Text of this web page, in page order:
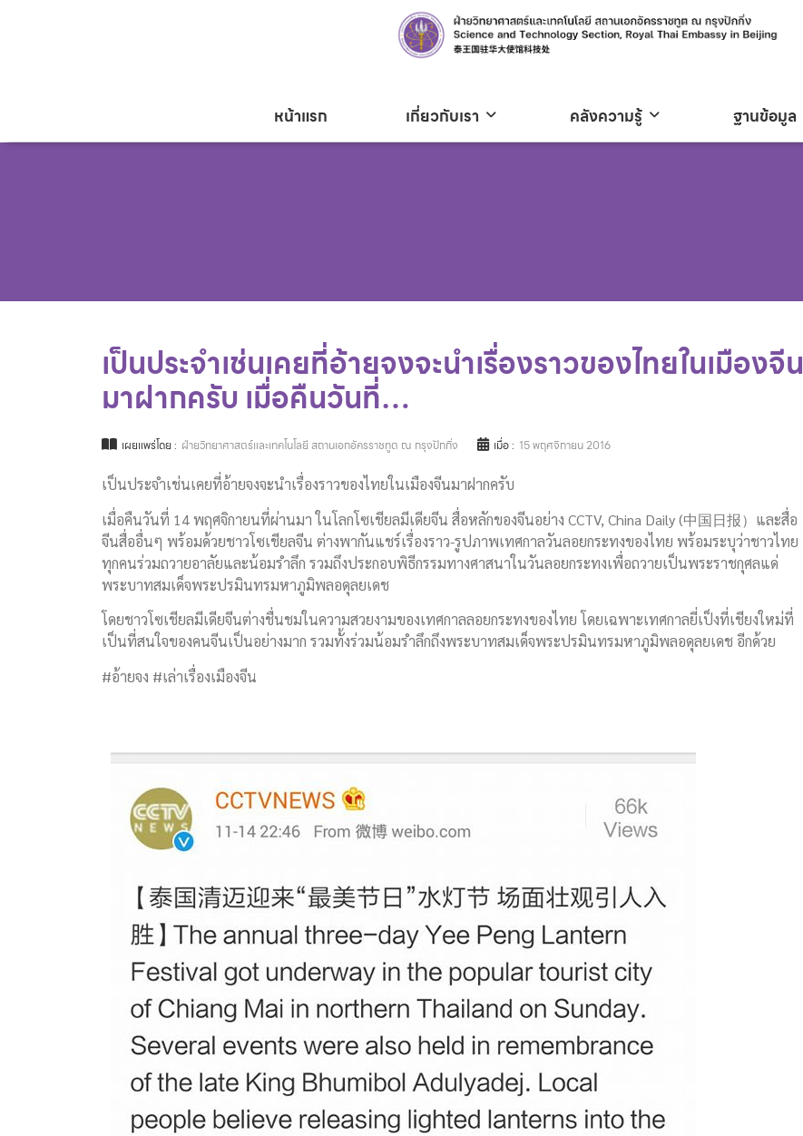
หน้าแรก เกี่ยวกับเรา คลังความรู้ ฐานข้อมูล
เป็นประจำเช่นเคยที่อ้ายจงจะนำเรื่องราวของไทยในเมืองจีน
มาฝากครับ เมื่อคืนวันที่…
เผยแพร่โดย : ฝ่ายวิทยาศาสตร์และเทคโนโลยี สถานเอกอัครราชทูต ณ กรุงปักกิ่ง เมื่อ : 15 พฤศจิกายน 2016
เป็นประจำเช่นเคยที่อ้ายจงจะนำเรื่องราวของไทยในเมืองจีนมาฝากครับ
เมื่อคืนวันที่ 14 พฤศจิกายนที่ผ่านมา ในโลกโซเชียลมีเดียจีน สื่อหลักของจีนอย่าง CCTV, China Daily (中国日报）และสื่อ
จีนสื่ออื่นๆ พร้อมด้วยชาวโซเชียลจีน ต่างพากันแชร์เรื่องราว-รูปภาพเทศกาลวันลอยกระทงของไทย พร้อมระบุว่าชาวไทย
ทุกคนร่วมถวายอาลัยและน้อมรำลึก รวมถึงประกอบพิธีกรรมทางศาสนาในวันลอยกระทงเพื่อถวายเป็นพระราชกุศลแด่
พระบาทสมเด็จพระปรมินทรมหาภูมิพลอดุลยเดช
โดยชาวโซเชียลมีเดียจีนต่างชื่นชมในความสวยงามของเทศกาลลอยกระทงของไทย โดยเฉพาะเทศกาลยี่เป็งที่เชียงใหม่ที่
เป็นที่สนใจของคนจีนเป็นอย่างมาก รวมทั้งร่วมน้อมรำลึกถึงพระบาทสมเด็จพระปรมินทรมหาภูมิพลอดุลยเดช อีกด้วย
#อ้ายจง #เล่าเรื่องเมืองจีน